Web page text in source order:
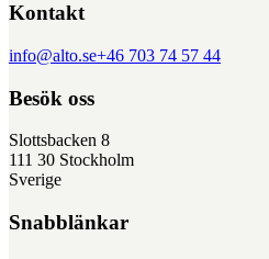
Kontakt
info@alto.se+46 703 74 57 44
Besök oss
Slottsbacken 8
111 30 Stockholm
Sverige
Snabblänkar